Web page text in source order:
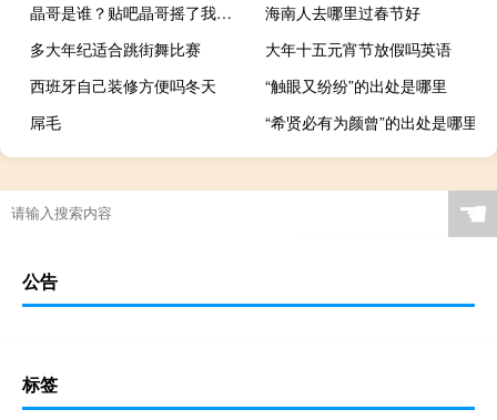
晶哥是谁？贴吧晶哥摇了我吧什么梗什么梗
海南人去哪里过春节好
多大年纪适合跳街舞比赛
大年十五元宵节放假吗英语
西班牙自己装修方便吗冬天
“触眼又纷纷”的出处是哪里
屌毛
“希贤必有为颜曾”的出处是哪里
☚
公告
标签